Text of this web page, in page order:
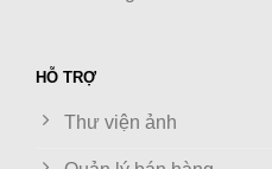
HỖ TRỢ
Thư viện ảnh